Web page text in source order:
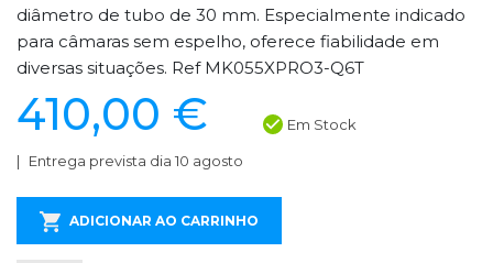
diâmetro de tubo de 30 mm. Especialmente indicado
para câmaras sem espelho, oferece fiabilidade em
diversas situações. Ref MK055XPRO3-Q6T
410,00 € Em Stock
Entrega prevista dia 10 agosto
ADICIONAR AO CARRINHO